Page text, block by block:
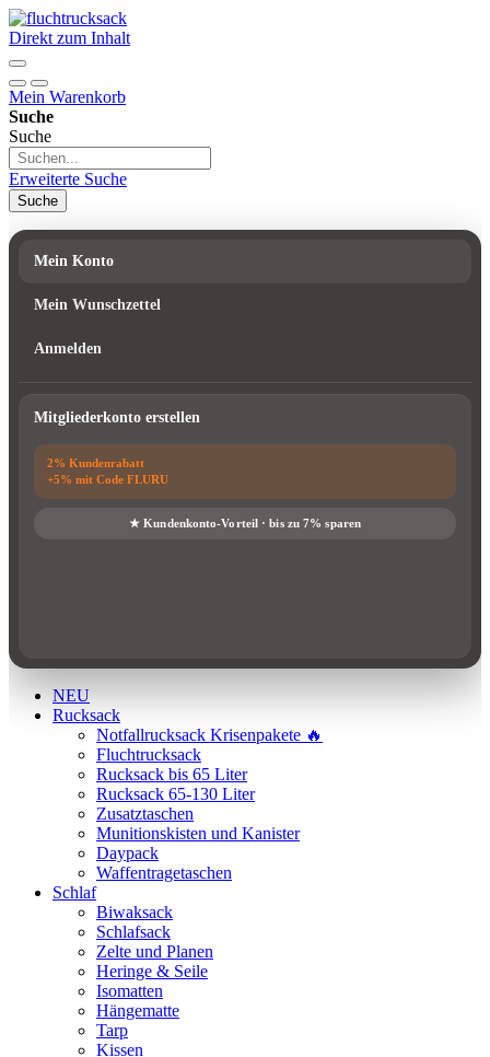
Direkt zum Inhalt
Mein Warenkorb
Suche
Suche
Erweiterte Suche
Suche
Mein Konto
Mein Wunschzettel
Anmelden
Mitgliederkonto erstellen
NEU
Rucksack
Notfallrucksack Krisenpakete 🔥
Fluchtrucksack
Rucksack bis 65 Liter
Rucksack 65-130 Liter
Zusatztaschen
Munitionskisten und Kanister
Daypack
Waffentragetaschen
Schlaf
Biwaksack
Schlafsack
Zelte und Planen
Heringe & Seile
Isomatten
Hängematte
Tarp
Kissen